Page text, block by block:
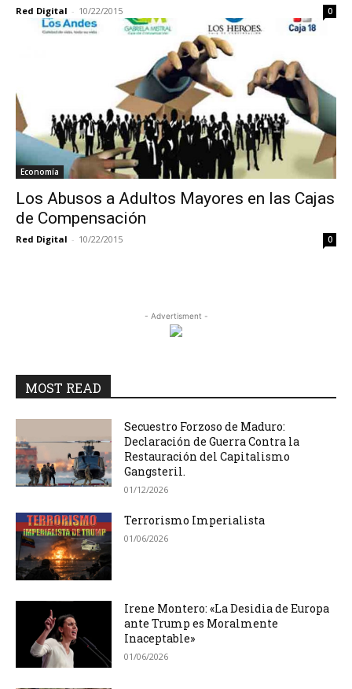
Red Digital - 10/22/2015 0
Economía
Los Abusos a Adultos Mayores en las Cajas
de Compensación
Red Digital - 10/22/2015 0
- Advertisment -
MOST READ
Secuestro Forzoso de Maduro:
Declaración de Guerra Contra la
Restauración del Capitalismo
Gangsteril.
01/12/2026
Terrorismo Imperialista
01/06/2026
Irene Montero: «La Desidia de Europa
ante Trump es Moralmente
Inaceptable»
01/06/2026